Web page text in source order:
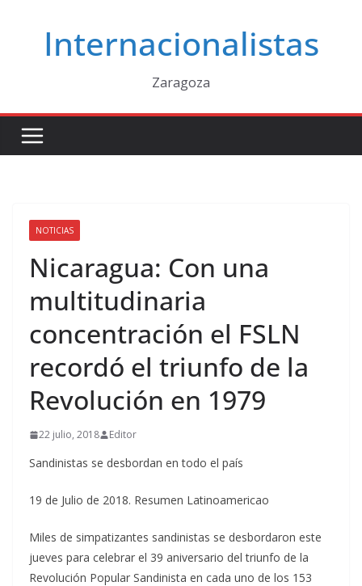
contenidoInternacionalistas
Zaragoza
NOTICIAS
Nicaragua: Con una
multitudinaria
concentración el FSLN
recordó el triunfo de la
Revolución en 1979
22 julio, 2018 Editor
Sandinistas se desbordan en todo el país
19 de Julio de 2018. Resumen Latinoamericao
Miles de simpatizantes sandinistas se desbordaron este
jueves para celebrar el 39 aniversario del triunfo de la
Revolución Popular Sandinista en cada uno de los 153